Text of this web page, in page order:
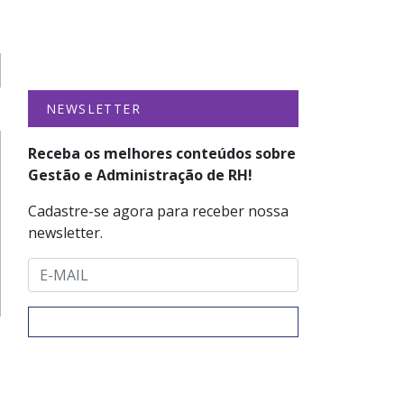
NEWSLETTER
Receba os melhores conteúdos sobre
Gestão e Administração de RH!
Cadastre-se agora para receber nossa
newsletter.